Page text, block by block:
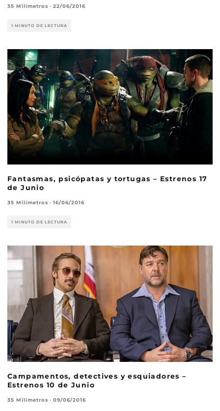
35 Milímetros · 22/06/2016
1 MINUTO DE LECTURA
Fantasmas, psicópatas y tortugas – Estrenos 17
de Junio
35 Milímetros · 16/06/2016
1 MINUTO DE LECTURA
Campamentos, detectives y esquiadores –
Estrenos 10 de Junio
35 Milímetros · 09/06/2016